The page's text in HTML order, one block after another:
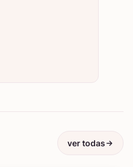
ver todas